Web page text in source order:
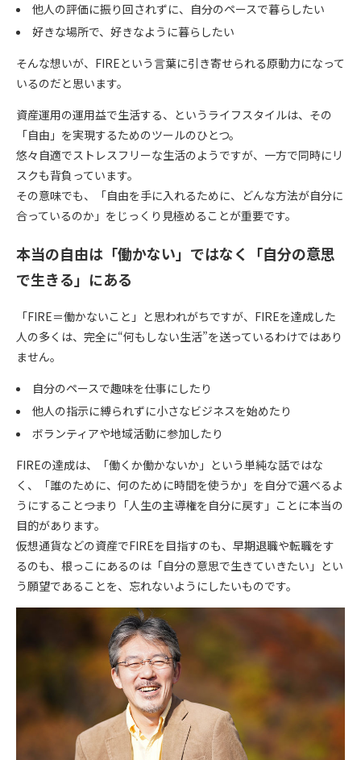
他人の評価に振り回されずに、自分のペースで暮らしたい
好きな場所で、好きなように暮らしたい
そんな想いが、FIREという言葉に引き寄せられる原動力になって
いるのだと思います。
資産運用の運用益で生活する、というライフスタイルは、その
「自由」を実現するためのツールのひとつ。
悠々自適でストレスフリーな生活のようですが、一方で同時にリ
スクも背負っています。
その意味でも、「自由を手に入れるために、どんな方法が自分に
合っているのか」をじっくり見極めることが重要です。
本当の自由は「働かない」ではなく「自分の意思
で生きる 」にある
「FIRE＝働かないこと」と思われがちですが、FIREを達成した
人の多くは、完全に“何もしない生活”を送っているわけではあり
ません。
自分のペースで趣味を仕事にしたり
他人の指示に縛られずに小さなビジネスを始めたり
ボランティアや地域活動に参加したり
FIREの達成は、「働くか働かないか」という単純な話ではな
く、「誰のために、何のために時間を使うか」を自分で選べるよ
うにすること――つまり「人生の主導権を自分に戻す 」ことに本当の
目的があります。
仮想通貨などの資産でFIREを目指すのも、早期退職や転職をす
るのも、根っこにあるのは「自分の意思で生きていきたい」とい
う願望であることを、忘れないようにしたいものです。